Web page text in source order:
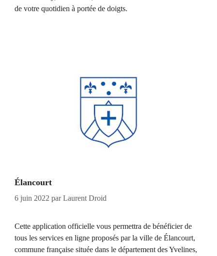
de votre quotidien à portée de doigts.
Élancourt
6 juin 2022 parLaurent Droid
Cette application officielle vous permettra de bénéficier de
tous les services en ligne proposés par la ville de Élancourt,
commune française située dans le département des Yvelines,